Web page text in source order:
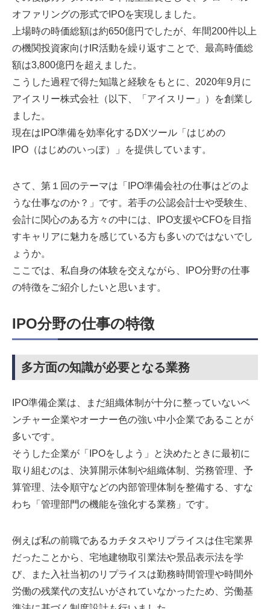
オファリングの形式でIPOを実現しました。
上場時の時価総額は約650億円でしたが、年間200件以上
の機関投資家向けIR活動を繰り返すことで、最高時価総
額は3,800億円を超えました。
こうした過程で得た知識と経験をもとに、2020年9月に
アイスリー株式会社（以下、「アイスリー」）を創業し
ました。
現在はIPO準備を効率化するDXツール「はじめの
IPO（はじめのいっぽ）」を提供しています。
さて、第１回のテーマは「IPO準備会社の仕事はどのよ
うな仕事なのか？」です。若手の公認会計士や受験生、
会計に関心のある方々の中には、IPO支援やCFOを目指
すキャリアに魅力を感じている方も多いのではないでし
ょうか。
ここでは、私自身の体験を交えながら、IPO分野の仕事
の特徴をご紹介したいと思います。
IPO分野の仕事の特徴
多方面の知識が必要となる業務
IPO準備企業は、まだ組織体制が十分に整っていないベ
ンチャー企業やオーナー色の強い中小企業であることが
多いです。
そうした企業が「IPOをしよう」と決めたときに最初に
取り組むのは、決算開示体制や組織体制、労務管理、予
算管理、法令順守などの内部管理体制を整備する、すな
わち「管理部門の機能を強化する業務」です。
例えば私の前職であるカチタスやリプライスは住宅業界
だったことから、宅地建物取引業法や景品表示法を学
び、また入社当初のリプライスは勤務時間管理や時間外
労働の残業代の支払いがされていなかったため、労働基